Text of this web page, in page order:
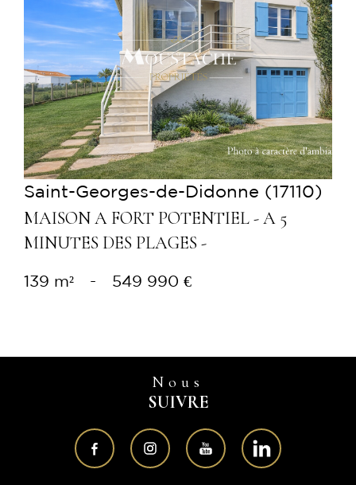
Voir le bien
Saint-Georges-de-Didonne (17110)
MAISON A FORT POTENTIEL - A 5
MINUTES DES PLAGES -
139 m² - 549 990 €
Nous
SUIVRE